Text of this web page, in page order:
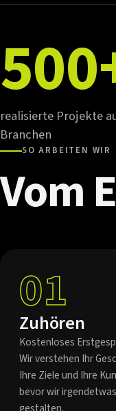
realisierte Projekte
Branchen
SO ARBEITEN WIR
Vom
01
Zuhören
Kostenloses
Wir verstehen Ihr
Ihre Ziele und Ihre
bevor wir irgendetwas